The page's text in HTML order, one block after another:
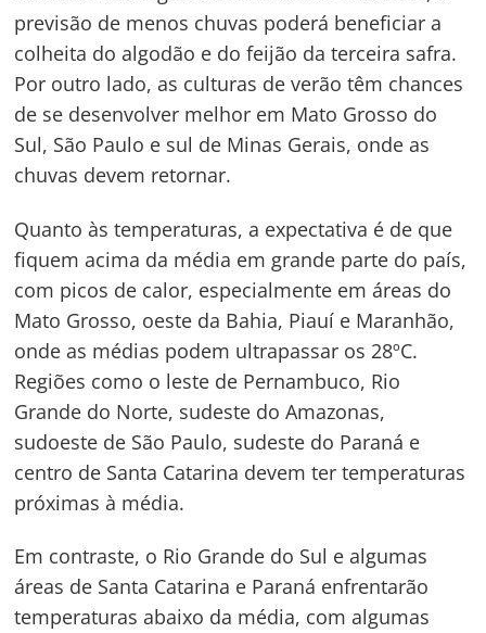
previsão de menos chuvas poderá beneficiar a
colheita do algodão e do feijão da terceira safra.
Por outro lado, as culturas de verão têm chances
de se desenvolver melhor em Mato Grosso do
Sul, São Paulo e sul de Minas Gerais, onde as
chuvas devem retornar.
Quanto às temperaturas, a expectativa é de que
fiquem acima da média em grande parte do país,
com picos de calor, especialmente em áreas do
Mato Grosso, oeste da Bahia, Piauí e Maranhão,
onde as médias podem ultrapassar os 28ºC.
Regiões como o leste de Pernambuco, Rio
Grande do Norte, sudeste do Amazonas,
sudoeste de São Paulo, sudeste do Paraná e
centro de Santa Catarina devem ter temperaturas
próximas à média.
Em contraste, o Rio Grande do Sul e algumas
áreas de Santa Catarina e Paraná enfrentarão
temperaturas abaixo da média, com algumas
Navegação
de